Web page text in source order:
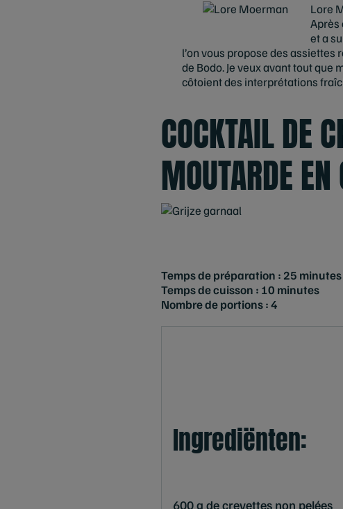
Lore
Après
et a
l’on vous propose des assiettes
de Bodo. Je veux avant tout que
côtoient des interprétations
COCKTAIL DE
MOUTARDE
Temps de préparation : 25 minutes
Temps de cuisson : 10 minutes
Nombre de portions : 4
Ingrediënten:
600 g de crevettes non pelées